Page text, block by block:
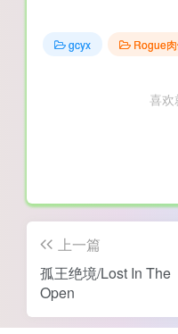
gcyx Rogue
喜
上一篇
孤王绝境/Lost In The
Open